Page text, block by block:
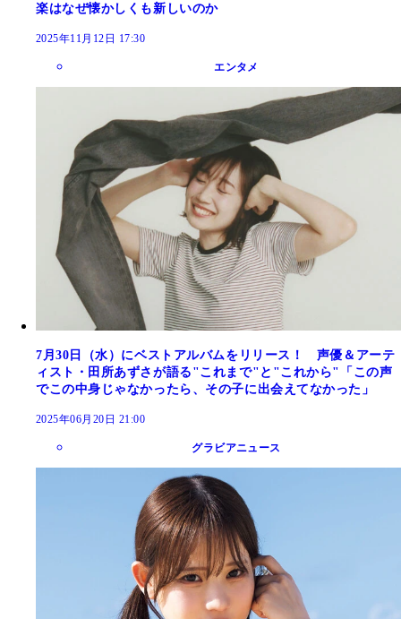
楽はなぜ懐かしくも新しいのか
2025年11月12日 17:30
エンタメ
7月30日（水）にベストアルバムをリリース！ 声優＆アーテ
ィスト・田所あずさが語る"これまで"と"これから"「この声
でこの中身じゃなかったら、その子に出会えてなかった」
2025年06月20日 21:00
グラビアニュース